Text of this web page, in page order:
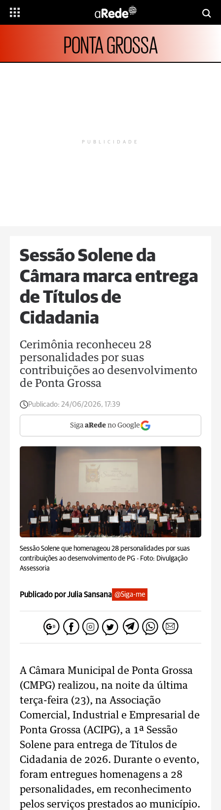
PONTA GROSSA
PUBLICIDADE
Sessão Solene da
Câmara marca entrega
de Títulos de
Cidadania
Cerimônia reconheceu 28
personalidades por suas
contribuições ao desenvolvimento
de Ponta Grossa
Publicado: 24/06/2026, 17:39
Siga aRede no Google
Sessão Solene que homenageou 28 personalidades por suas
contribuições ao desenvolvimento de PG - Foto: Divulgação
Assessoria
Publicado por Julia Sansana @Siga-me
A Câmara Municipal de Ponta Grossa
(CMPG) realizou, na noite da última
terça-feira (23), na Associação
Comercial, Industrial e Empresarial de
Ponta Grossa (ACIPG), a 1ª Sessão
Solene para entrega de Títulos de
Cidadania de 2026. Durante o evento,
foram entregues homenagens a 28
personalidades, em reconhecimento
pelos serviços prestados ao município.